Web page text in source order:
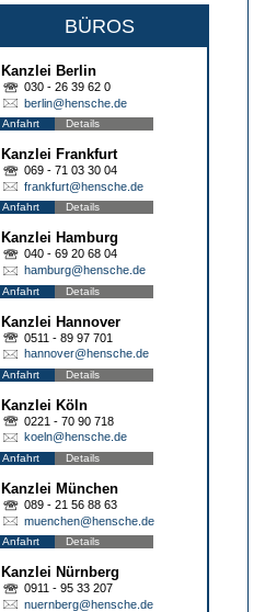
BÜROS
Kanzlei Berlin
030 - 26 39 62 0
berlin@hensche.de
Anfahrt Details
Kanzlei Frankfurt
069 - 71 03 30 04
frankfurt@hensche.de
Anfahrt Details
Kanzlei Hamburg
040 - 69 20 68 04
hamburg@hensche.de
Anfahrt Details
Kanzlei Hannover
0511 - 89 97 701
hannover@hensche.de
Anfahrt Details
Kanzlei Köln
0221 - 70 90 718
koeln@hensche.de
Anfahrt Details
Kanzlei München
089 - 21 56 88 63
muenchen@hensche.de
Anfahrt Details
Kanzlei Nürnberg
0911 - 95 33 207
nuernberg@hensche.de